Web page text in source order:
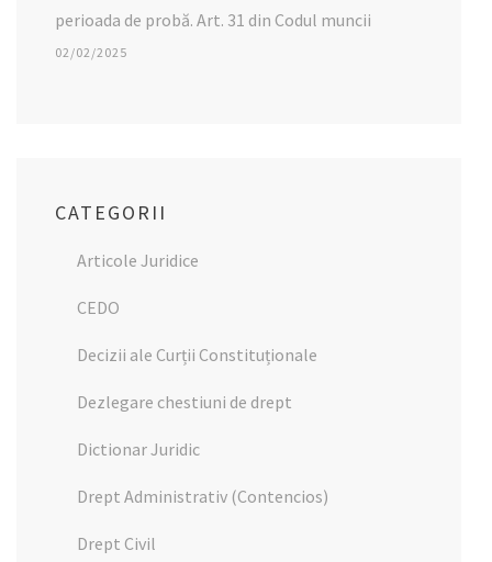
perioada de probă. Art. 31 din Codul muncii
02/02/2025
CATEGORII
Articole Juridice
CEDO
Decizii ale Curții Constituționale
Dezlegare chestiuni de drept
Dictionar Juridic
Drept Administrativ (Contencios)
Drept Civil